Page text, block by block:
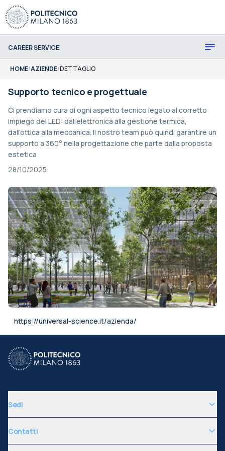
CAREER SERVICE
HOME/AZIENDE/DETTAGLIO
Supporto tecnico e progettuale
Ci prendiamo cura di ogni aspetto tecnico legato al corretto
impiego del LED: dall’elettronica alla gestione termica,
dall’ottica alla meccanica. Il nostro team può quindi garantire un
supporto a 360° nella progettazione che parte dalla proposta
estetica
28/10/2025
https://universal-science.it/azienda/
Sedi
Contatti